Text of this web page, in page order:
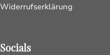
Widerrufserklärung
Socials